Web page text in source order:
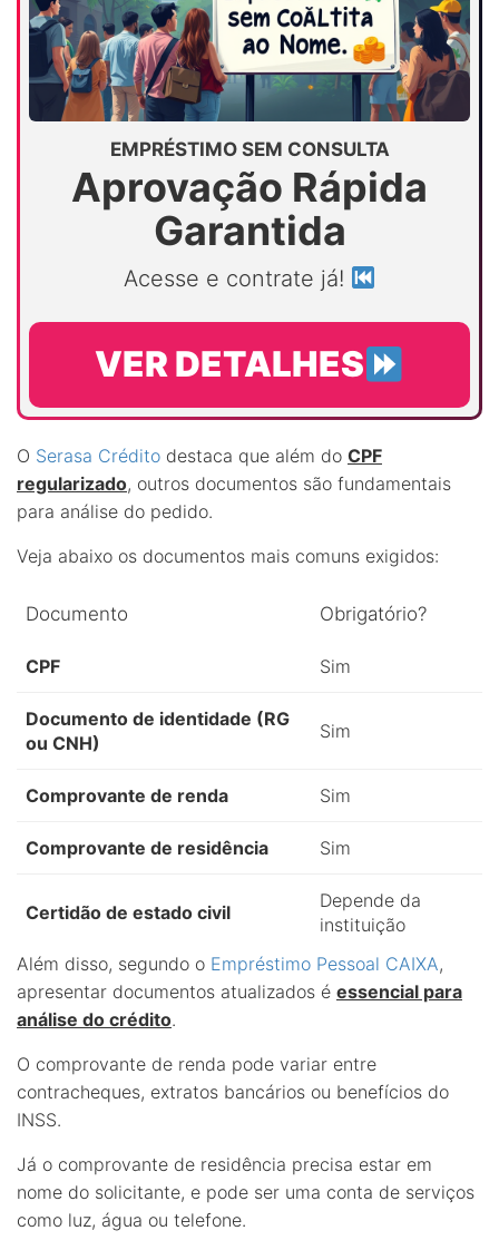
EMPRÉSTIMO SEM CONSULTA
Aprovação Rápida
Garantida
Acesse e contrate já!
VER DETALHES
O Serasa Crédito destaca que além do CPF
regularizado, outros documentos são fundamentais
para análise do pedido.
Veja abaixo os documentos mais comuns exigidos:
Documento Obrigatório?
CPF Sim
Documento de identidade (RG
ou CNH)
Sim
Comprovante de renda Sim
Comprovante de residência Sim
Certidão de estado civil
Depende da
instituição
Além disso, segundo o Empréstimo Pessoal CAIXA,
apresentar documentos atualizados é essencial para
análise do crédito.
O comprovante de renda pode variar entre
contracheques, extratos bancários ou benefícios do
INSS.
Já o comprovante de residência precisa estar em
nome do solicitante, e pode ser uma conta de serviços
como luz, água ou telefone.